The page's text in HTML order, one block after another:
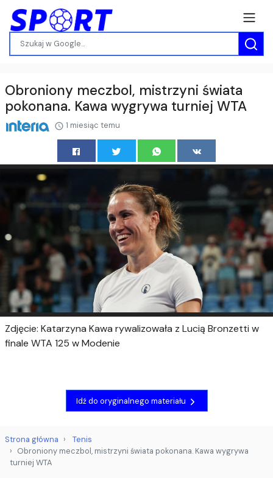
Obroniony meczbol, mistrzyni świata
pokonana. Kawa wygrywa turniej WTA
1 miesiąc temu
Zdjęcie: Katarzyna Kawa rywalizowała z Lucią Bronzetti w
finale WTA 125 w Modenie
Idź do oryginalnego materiału
Strona główna
Tenis
Obroniony meczbol, mistrzyni świata pokonana. Kawa wygrywa
turniej WTA